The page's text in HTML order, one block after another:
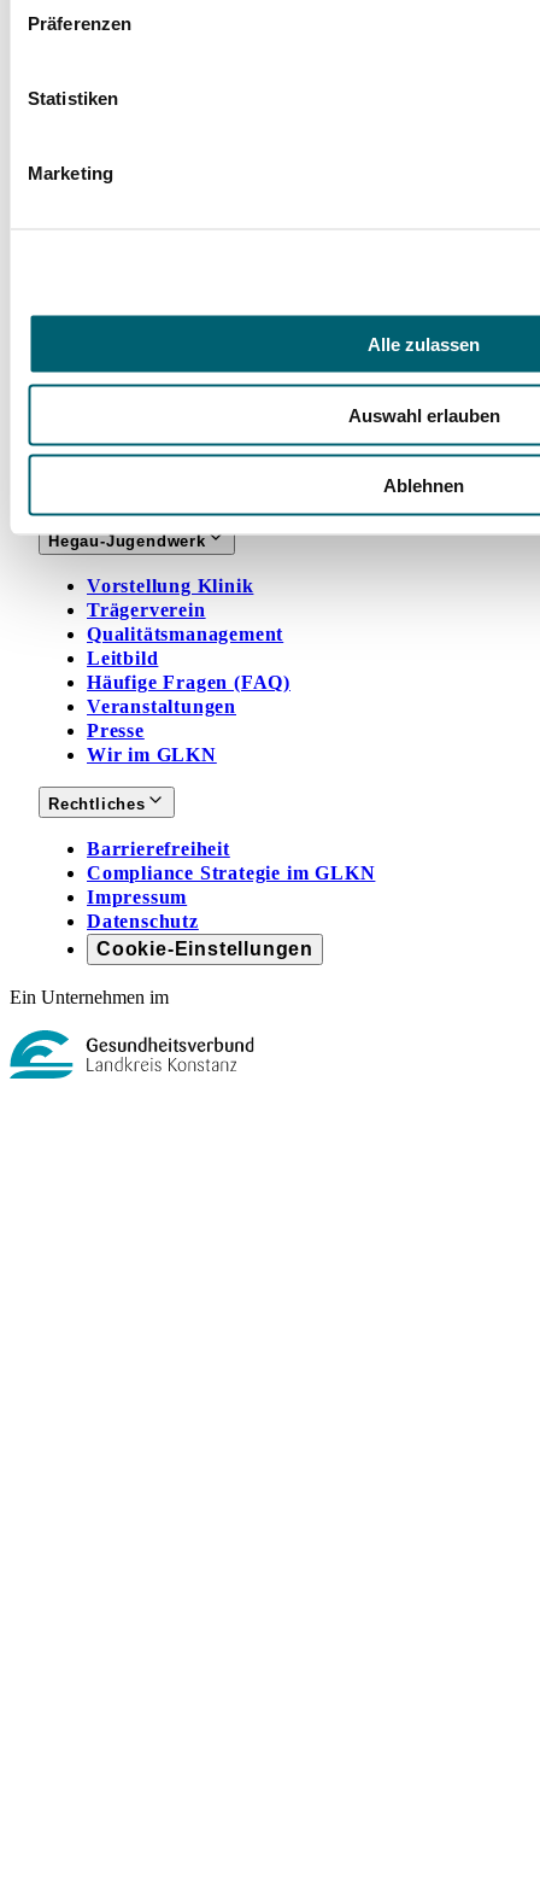
Präferenzen
Statistiken
Marketing
Alle zulassen
Auswahl erlauben
Ablehnen
Spenden
Mit Ihrer Spende fördern Sie Projekte zugunsten
unserer jungen Rehabilitandinnen und
Jetzt spenden
Hegau-Jugendwerk
Vorstellung Klinik
Trägerverein
Qualitätsmanagement
Leitbild
Häufige Fragen (FAQ)
Veranstaltungen
Presse
Wir im GLKN
Rechtliches
Barrierefreiheit
Compliance Strategie im GLKN
Impressum
Datenschutz
Cookie-Einstellungen
Ein Unternehmen im